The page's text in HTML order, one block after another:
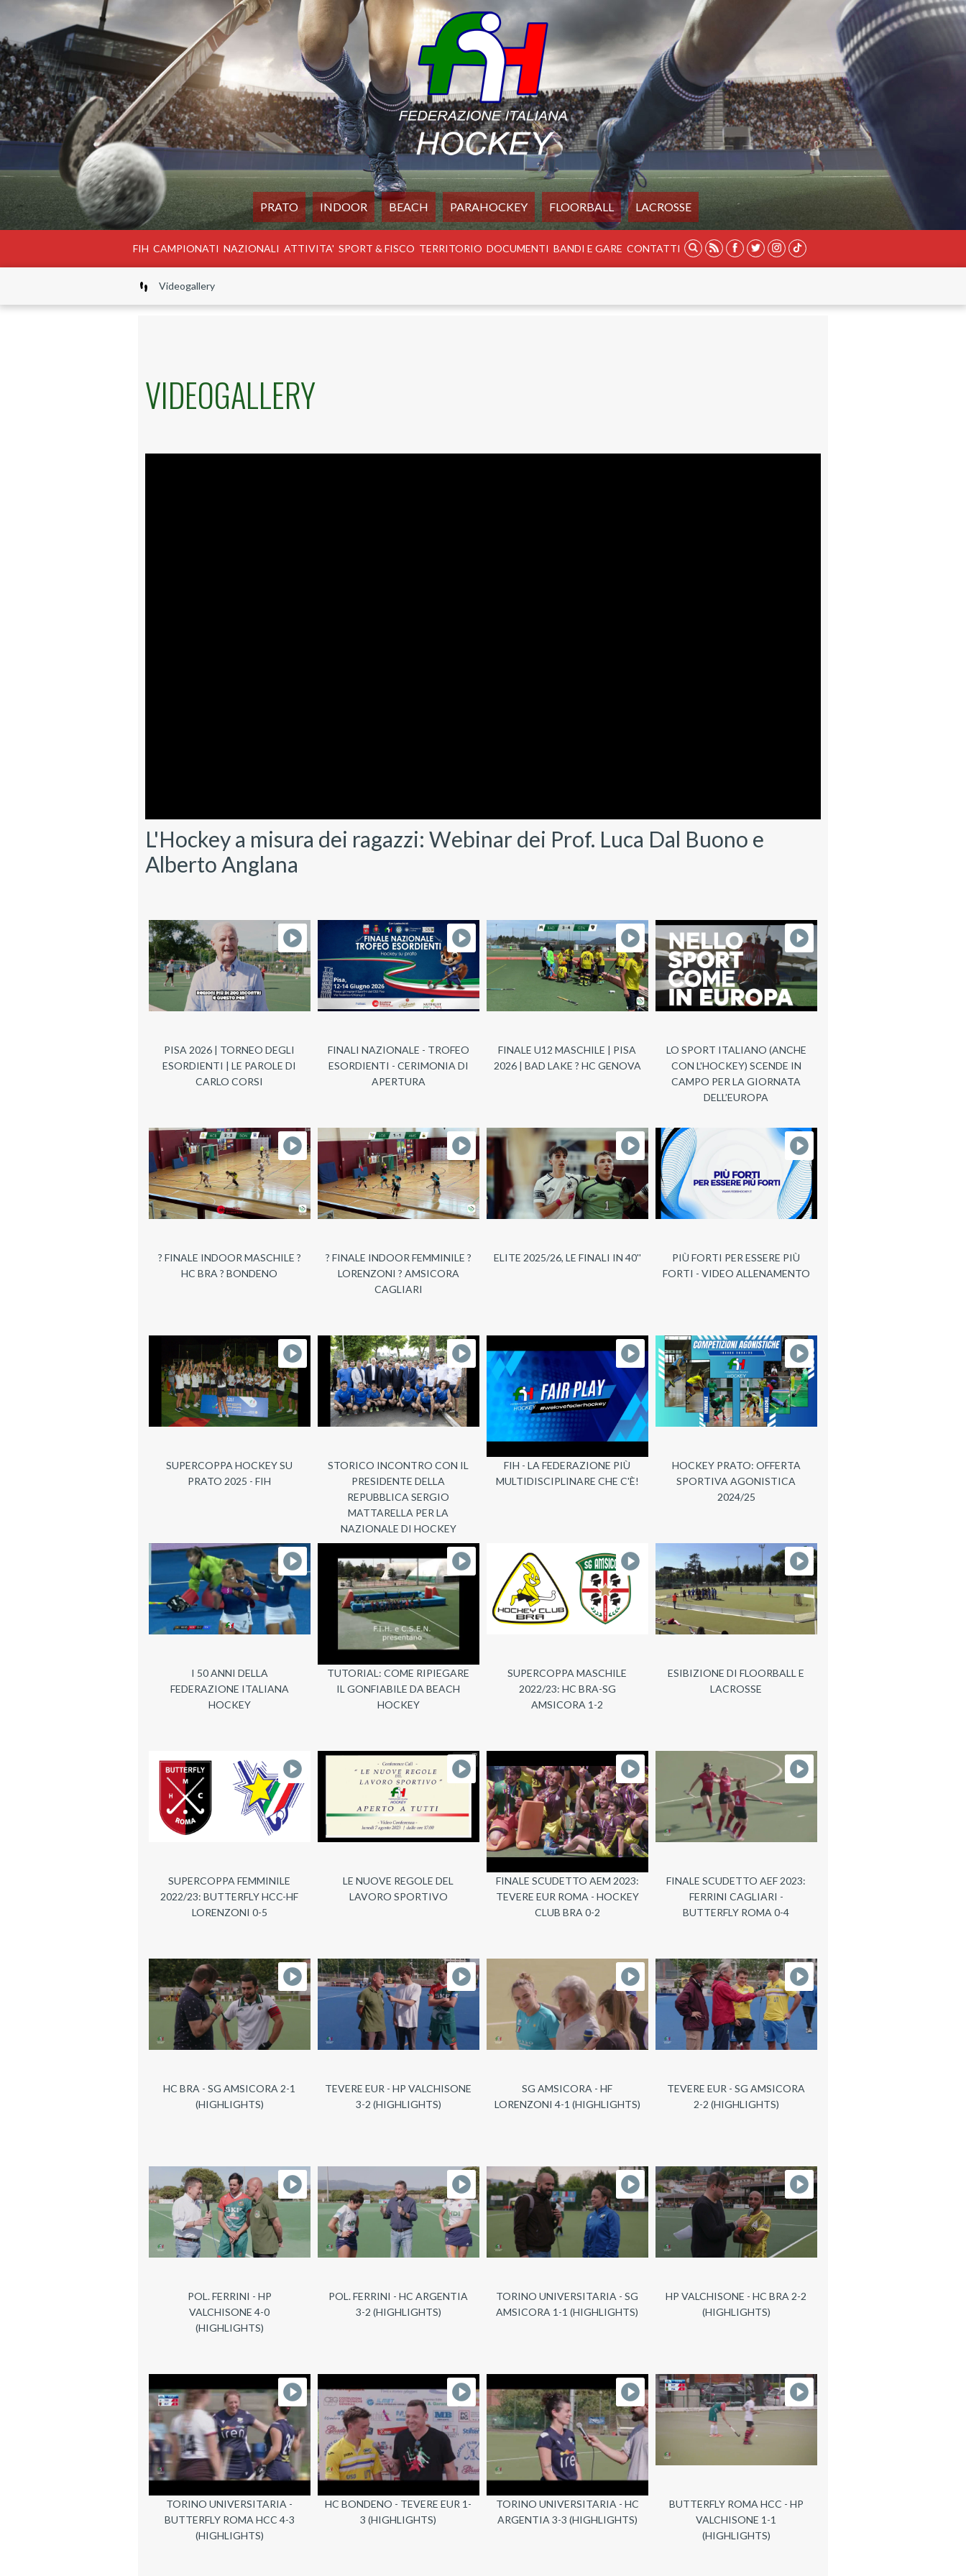
PRATO INDOOR BEACH PARAHOCKEY FLOORBALL LACROSSE
FIH CAMPIONATI NAZIONALI ATTIVITA' SPORT & FISCO TERRITORIO DOCUMENTI BANDI E GARE CONTATTI
Videogallery
VIDEOGALLERY
L'Hockey a misura dei ragazzi: Webinar dei Prof. Luca Dal Buono e
Alberto Anglana
PISA 2026 | TORNEO DEGLI
ESORDIENTI | LE PAROLE DI
CARLO CORSI
FINALI NAZIONALE - TROFEO
ESORDIENTI - CERIMONIA DI
APERTURA
FINALE U12 MASCHILE | PISA
2026 | BAD LAKE ? HC GENOVA
LO SPORT ITALIANO (ANCHE
CON L'HOCKEY) SCENDE IN
CAMPO PER LA GIORNATA
DELL’EUROPA
? FINALE INDOOR MASCHILE ?
HC BRA ? BONDENO
? FINALE INDOOR FEMMINILE ?
LORENZONI ? AMSICORA
CAGLIARI
ELITE 2025/26, LE FINALI IN 40''
PIÙ FORTI PER ESSERE PIÙ
FORTI - VIDEO ALLENAMENTO
SUPERCOPPA HOCKEY SU
PRATO 2025 - FIH
STORICO INCONTRO CON IL
PRESIDENTE DELLA
REPUBBLICA SERGIO
MATTARELLA PER LA
NAZIONALE DI HOCKEY
FIH - LA FEDERAZIONE PIÙ
MULTIDISCIPLINARE CHE C'È!
HOCKEY PRATO: OFFERTA
SPORTIVA AGONISTICA
2024/25
I 50 ANNI DELLA
FEDERAZIONE ITALIANA
HOCKEY
TUTORIAL: COME RIPIEGARE
IL GONFIABILE DA BEACH
HOCKEY
SUPERCOPPA MASCHILE
2022/23: HC BRA-SG
AMSICORA 1-2
ESIBIZIONE DI FLOORBALL E
LACROSSE
SUPERCOPPA FEMMINILE
2022/23: BUTTERFLY HCC-HF
LORENZONI 0-5
LE NUOVE REGOLE DEL
LAVORO SPORTIVO
FINALE SCUDETTO AEM 2023:
TEVERE EUR ROMA - HOCKEY
CLUB BRA 0-2
FINALE SCUDETTO AEF 2023:
FERRINI CAGLIARI -
BUTTERFLY ROMA 0-4
HC BRA - SG AMSICORA 2-1
(HIGHLIGHTS)
TEVERE EUR - HP VALCHISONE
3-2 (HIGHLIGHTS)
SG AMSICORA - HF
LORENZONI 4-1 (HIGHLIGHTS)
TEVERE EUR - SG AMSICORA
2-2 (HIGHLIGHTS)
POL. FERRINI - HP
VALCHISONE 4-0
(HIGHLIGHTS)
POL. FERRINI - HC ARGENTIA
3-2 (HIGHLIGHTS)
TORINO UNIVERSITARIA - SG
AMSICORA 1-1 (HIGHLIGHTS)
HP VALCHISONE - HC BRA 2-2
(HIGHLIGHTS)
TORINO UNIVERSITARIA -
BUTTERFLY ROMA HCC 4-3
(HIGHLIGHTS)
HC BONDENO - TEVERE EUR 1-
3 (HIGHLIGHTS)
TORINO UNIVERSITARIA - HC
ARGENTIA 3-3 (HIGHLIGHTS)
BUTTERFLY ROMA HCC - HP
VALCHISONE 1-1
(HIGHLIGHTS)